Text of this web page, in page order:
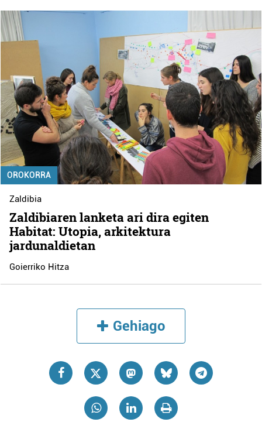
OROKORRA
Zaldibia
Zaldibiaren lanketa ari dira egiten
Habitat: Utopia, arkitektura
jardunaldietan
Goierriko Hitza
Gehiago